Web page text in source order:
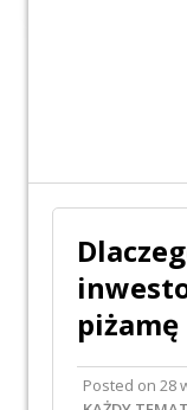
piżamę
Posted on 28